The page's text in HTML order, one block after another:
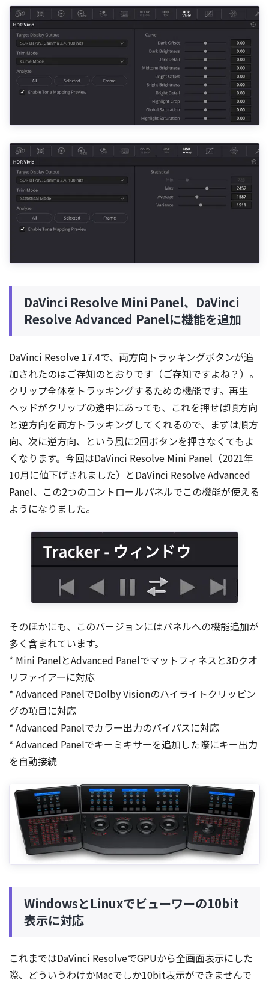
DaVinci Resolve Mini Panel、DaVinci
Resolve Advanced Panelに機能を追加
DaVinci Resolve 17.4で、両方向トラッキングボタンが追
加されたのはご存知のとおりです（ご存知ですよね？）。
クリップ全体をトラッキングするための機能です。再生
ヘッドがクリップの途中にあっても、これを押せば順方向
と逆方向を両方トラッキングしてくれるので、まずは順方
向、次に逆方向、という風に2回ボタンを押さなくてもよ
くなります。今回はDaVinci Resolve Mini Panel（2021年
10月に値下げされました）とDaVinci Resolve Advanced
Panel、この2つのコントロールパネルでこの機能が使える
ようになりました。
そのほかにも、このバージョンにはパネルへの機能追加が
多く含まれています。
* Mini PanelとAdvanced Panelでマットフィネスと3Dクオ
リファイアーに対応
* Advanced PanelでDolby Visionのハイライトクリッピン
グの項目に対応
* Advanced Panelでカラー出力のバイパスに対応
* Advanced Panelでキーミキサーを追加した際にキー出力
を自動接続
WindowsとLinuxでビューワーの10bit
表示に対応
これまではDaVinci ResolveでGPUから全画面表示にした
際、どういうわけかMacでしか10bit表示ができませんで